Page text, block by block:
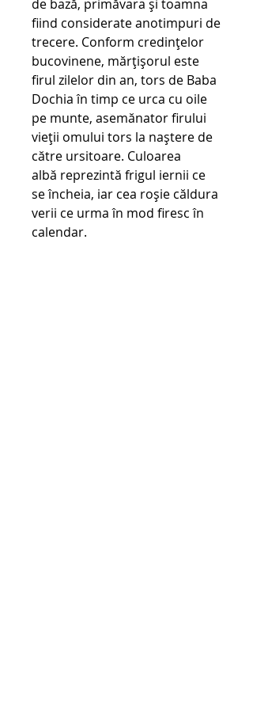
de bază, primăvara și toamna
fiind considerate anotimpuri de
trecere. Conform credințelor
bucovinene, mărțișorul este
firul zilelor din an, tors de Baba
Dochia în timp ce urca cu oile
pe munte, asemănator firului
vieții omului tors la naștere de
către ursitoare. Culoarea
albă reprezintă frigul iernii ce
se încheia, iar cea roșie căldura
verii ce urma în mod firesc în
calendar.